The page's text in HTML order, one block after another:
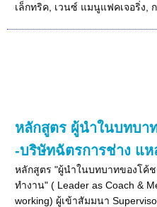
เล็กทริค, เวนซ์ แมนูแฟคเจอริ่ง,
หลักสูตร ผู้นำในบทบา
-บริษัทฉัตรการช่าง แ
หลักสูตร "ผู้นำในบทบาทของโค้
ทำงาน" ( Leader as Coach &
working) ผู้เข้าสัมมนา